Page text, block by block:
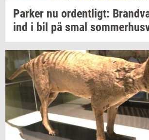
Par­ker nu or­dent­ligt:
ind i bil på smal